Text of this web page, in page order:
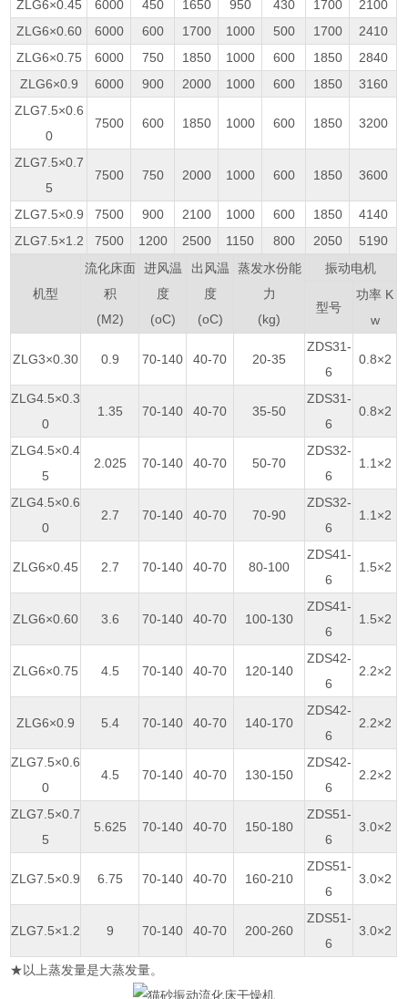
ZLG6×0.45 6000 450 1650 950 430 1700
2100
ZLG6×0.60
6000 600 1700 1000 500 1700
2410
ZLG6×0.75
6000 750 1850 1000 600 1850
2840
ZLG6×0.9
6000 900 2000 1000 600 1850
3160
ZLG7.5×0.6
0
7500 600 1850 1000 600 1850 3200
ZLG7.5×0.7
5
7500 750 2000 1000 600 1850 3600
ZLG7.5×0.9 7500 900 2100 1000 600 1850
4140
ZLG7.5×1.2
7500 1200 2500 1150 800 2050 5190
机型
流化床面
积
(M2)
进风温
度
(oC)
出风温
度
(oC)
蒸发水份能
力
(kg)
振动电机
型号
功率 K
w
ZLG3×0.30 0.9 70-140 40-70 20-35
ZDS31-
6
0.8×2
ZLG4.5×0.3
0
1.35 70-140 40-70 35-50
ZDS31-
6
0.8×2
ZLG4.5×0.4
5
2.025 70-140 40-70 50-70
ZDS32-
6
1.1×2
ZLG4.5×0.6
0
2.7 70-140 40-70 70-90
ZDS32-
6
1.1×2
ZLG6×0.45 2.7 70-140 40-70 80-100
ZDS41-
6
1.5×2
ZLG6×0.60 3.6 70-140 40-70 100-130
ZDS41-
6
1.5×2
ZLG6×0.75 4.5 70-140 40-70 120-140
ZDS42-
6
2.2×2
ZLG6×0.9 5.4 70-140 40-70 140-170
ZDS42-
6
2.2×2
ZLG7.5×0.6
0
4.5 70-140 40-70 130-150
ZDS42-
6
2.2×2
ZLG7.5×0.7
5
5.625 70-140 40-70 150-180
ZDS51-
6
3.0×2
ZLG7.5×0.9 6.75 70-140 40-70 160-210
ZDS51-
6
3.0×2
ZLG7.5×1.2 9 70-140 40-70 200-260
ZDS51-
6
3.0×2
★以上蒸发量是大蒸发量。